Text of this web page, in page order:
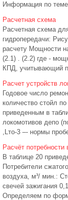
Информация по
Расчетная схема
Расчетная схема
гидропередачи:
расчету Мощности
(2.1) . (2.2) где -
КПД, учитывающий
Расчет устройств
Годовое число
количество стойл
приведенным в
локомотивов депо
,Lто-3 –- нормы
Расчёт
В таблице 20
Потребители
воздуха, м³/ мин.:
свечей зажигания
Определяем по